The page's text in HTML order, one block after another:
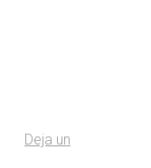
Deja un